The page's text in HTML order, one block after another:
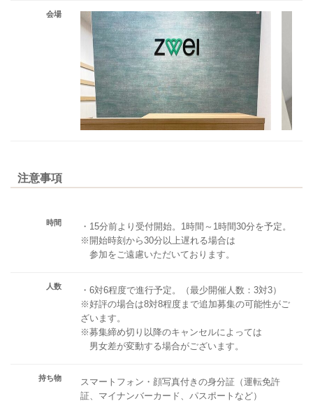
会場
注意事項
時間
・15分前より受付開始。1時間～1時間30分を予定。
※開始時刻から30分以上遅れる場合は
参加をご遠慮いただいております。
人数
・6対6程度で進行予定。（最少開催人数：3対3）
※好評の場合は8対8程度まで追加募集の可能性がご
ざいます。
※募集締め切り以降のキャンセルによっては
男女差が変動する場合がございます。
持ち物
スマートフォン・顔写真付きの身分証（運転免許
証、マイナンバーカード、パスポートなど）